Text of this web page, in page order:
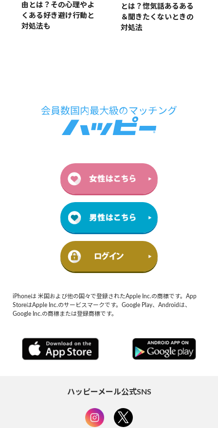
由とは？その心理やよ
くある好き避け行動と
対処法も
とは？惚気話あるある
＆聞きたくないときの
対処法
iPhoneは 米国および他の国々で登録されたApple Inc.の商標です。App
StoreはApple Inc.のサービスマークです。Google Play、Androidは、
Google Inc.の商標または登録商標です。
ハッピーメール公式SNS